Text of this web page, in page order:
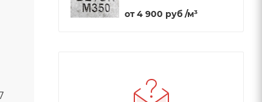
от4 900 руб /м³